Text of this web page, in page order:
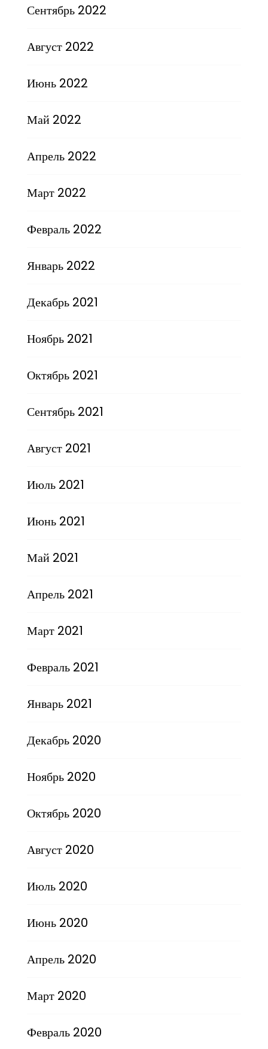
Сентябрь 2022
Август 2022
Июнь 2022
Май 2022
Апрель 2022
Март 2022
Февраль 2022
Январь 2022
Декабрь 2021
Ноябрь 2021
Октябрь 2021
Сентябрь 2021
Август 2021
Июль 2021
Июнь 2021
Май 2021
Апрель 2021
Март 2021
Февраль 2021
Январь 2021
Декабрь 2020
Ноябрь 2020
Октябрь 2020
Август 2020
Июль 2020
Июнь 2020
Апрель 2020
Март 2020
Февраль 2020